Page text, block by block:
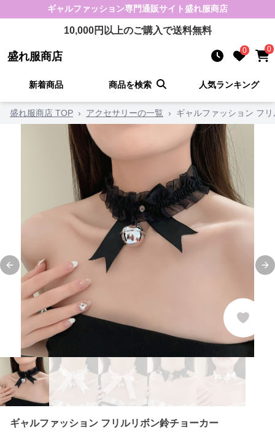
ギャルファッション専門通販サイト盛れ服商店
10,000円以上のご購入で送料無料
盛れ服商店 0 0
新着商品 商品を検索 人気ランキング
盛れ服商店 TOP › アクセサリーの一覧 › ギャルファッション フ
Previous slide
ギャルファッション フリルリボン鈴チョーカー